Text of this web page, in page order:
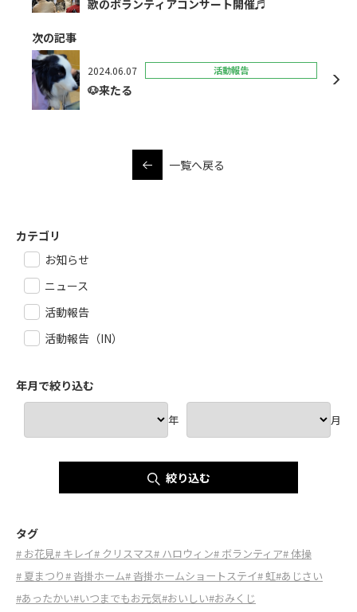
歌のボランティアコンサート開催♬
次の記事
2024.06.07 活動報告
🐶来たる
一覧へ戻る
カテゴリ
お知らせ
ニュース
活動報告
活動報告（IN）
年月で絞り込む
年 月
絞り込む
タグ
# お花見# キレイ# クリスマス# ハロウィン# ボランティア# 体操
# 夏まつり# 沓掛ホーム# 沓掛ホームショートステイ# 虹#あじさい
#あったかい#いつまでもお元気#おいしい#おみくじ